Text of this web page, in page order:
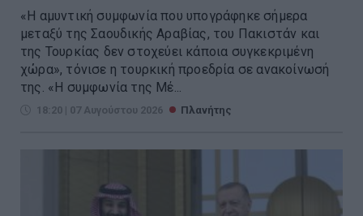
«Η αμυντική συμφωνία που υπογράφηκε σήμερα
μεταξύ της Σαουδικής Αραβίας, του Πακιστάν και
της Τουρκίας δεν στοχεύει κάποια συγκεκριμένη
χώρα», τόνισε η τουρκική προεδρία σε ανακοίνωσή
της. «Η συμφωνία της Μέ...
18:20 | 07 Αυγούστου 2026 Πλανήτης